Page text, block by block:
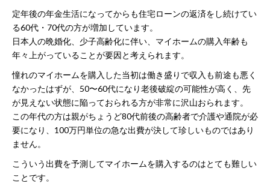
定年後の年金生活になってからも住宅ローンの返済をし続けてい
る60代・70代の方が増加しています。
日本人の晩婚化、少子高齢化に伴い、マイホームの購入年齢も
年々上がっていることが要因と考えられます。
憧れのマイホームを購入した当初は働き盛りで収入も前途も悪く
なかったはずが、50〜60代になり老後破綻の可能性が高く、先
が見えない状態に陥っておられる方が非常に沢山おられます。
この年代の方は親がちょうど80代前後の高齢者で介護や通院が必
要になり、100万円単位の急な出費が決して珍しいものではあり
ません。
こういう出費を予測してマイホームを購入するのはとても難しい
ことです。